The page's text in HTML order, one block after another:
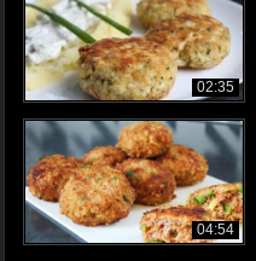
02:35
04:54